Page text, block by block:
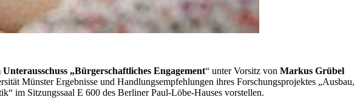
Unterausschuss „Bürgerschaftliches Engagement“ unter Vorsitz von Markus Grübel
Münster Ergebnisse und Handlungsempfehlungen ihres Forschungsprojektes „Ausbau,
im Sitzungssaal E 600 des Berliner Paul-Löbe-Hauses vorstellen.